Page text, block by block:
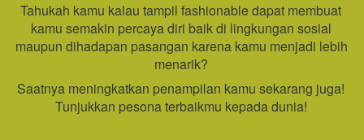
Tahukah kamu kalau tampil fashionable dapat membuat
kamu semakin percaya diri baik di lingkungan sosial
maupun dihadapan pasangan karena kamu menjadi lebih
menarik?
Saatnya meningkatkan penampilan kamu sekarang juga!
Tunjukkan pesona terbaikmu kepada dunia!